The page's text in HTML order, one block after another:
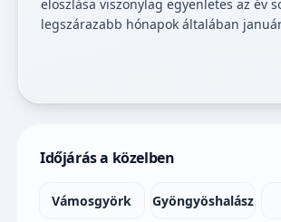
eloszlása viszonylag egyenletes az év
legszárazabb hónapok általában
Időjárás a közelben
Vámosgyörk Gyöngyöshalász